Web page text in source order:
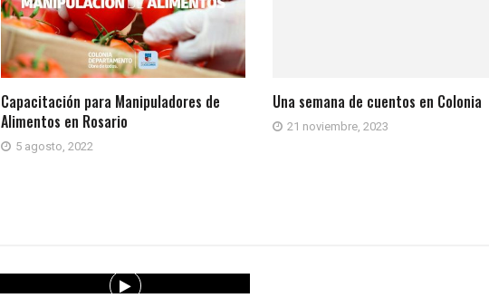
Capacitación para Manipuladores de
Alimentos en Rosario
5 agosto, 2022
Una semana de cuentos en Colonia
21 noviembre, 2023